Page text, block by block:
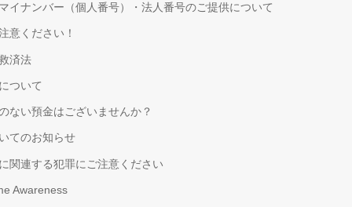
イナンバー（個人番号）・法人番号のご提供について
意ください！
済法
ついて
ない預金はございませんか？
てのお知らせ
関連する犯罪にご注意ください
Awareness